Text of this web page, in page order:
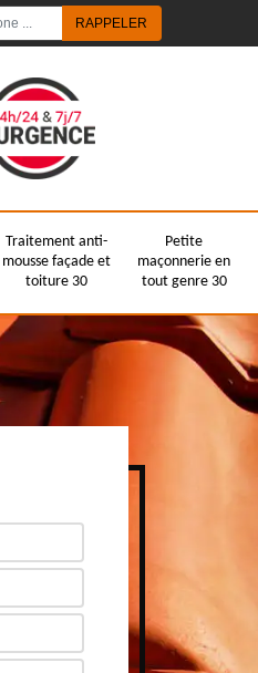
Traitement anti-
mousse façade et
toiture 30
Petite
maçonnerie en
tout genre 30